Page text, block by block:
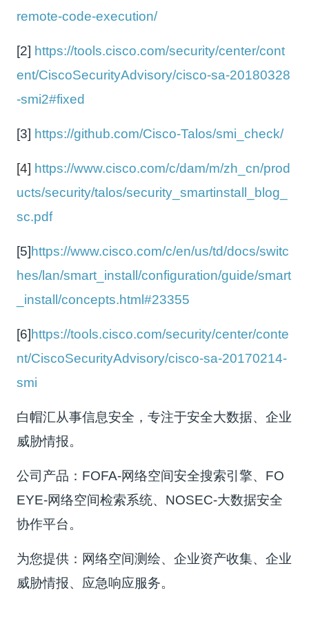
remote-code-execution/
[2] https://tools.cisco.com/security/center/cont
ent/CiscoSecurityAdvisory/cisco-sa-20180328
-smi2#fixed
[3] https://github.com/Cisco-Talos/smi_check/
[4] https://www.cisco.com/c/dam/m/zh_cn/prod
ucts/security/talos/security_smartinstall_blog_
sc.pdf
[5]https://www.cisco.com/c/en/us/td/docs/switc
hes/lan/smart_install/configuration/guide/smart
_install/concepts.html#23355
[6]https://tools.cisco.com/security/center/conte
nt/CiscoSecurityAdvisory/cisco-sa-20170214-
smi
白帽汇从事信息安全，专注于安全大数据、企业
威胁情报。
公司产品：FOFA-网络空间安全搜索引擎、FO
EYE-网络空间检索系统、NOSEC-大数据安全
协作平台。
为您提供：网络空间测绘、企业资产收集、企业
威胁情报、应急响应服务。